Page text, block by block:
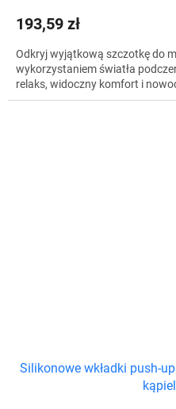
193,59 zł
Odkryj wyjątkową szczotkę do
wykorzystaniem światła
relaks, widoczny komfort i
Silikonowe wkładki push-